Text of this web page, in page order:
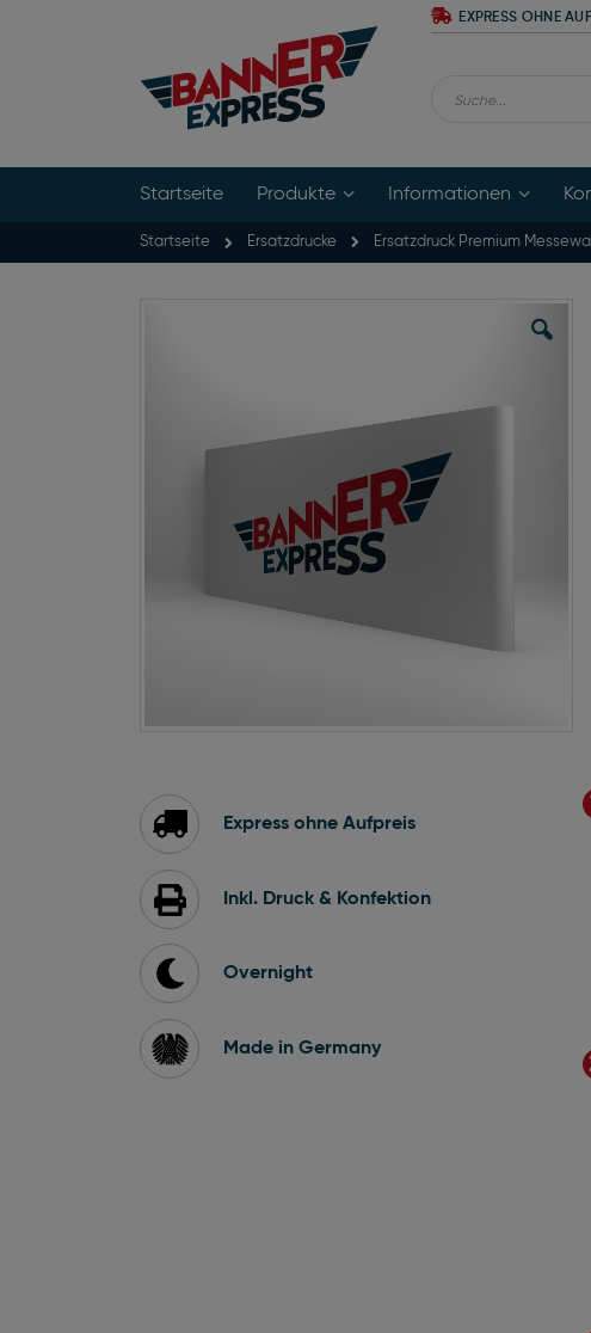
EXPRESS OHNE
Startseite Produkte Informationen
Startseite Ersatzdrucke Ersatzdruck Premium
Bildgalerie
springen
Express ohne Aufpreis
Inkl. Druck & Konfektion
Overnight
Made in Germany